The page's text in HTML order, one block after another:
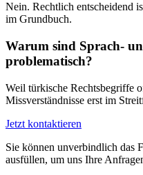
Nein. Rechtlich entscheidend
im Grundbuch.
Warum sind Sprach-
problematisch?
Weil türkische Rechtsbegriffe
Missverständnisse erst im
Jetzt kontaktieren
Sie können unverbindlich das
ausfüllen, um uns Ihre